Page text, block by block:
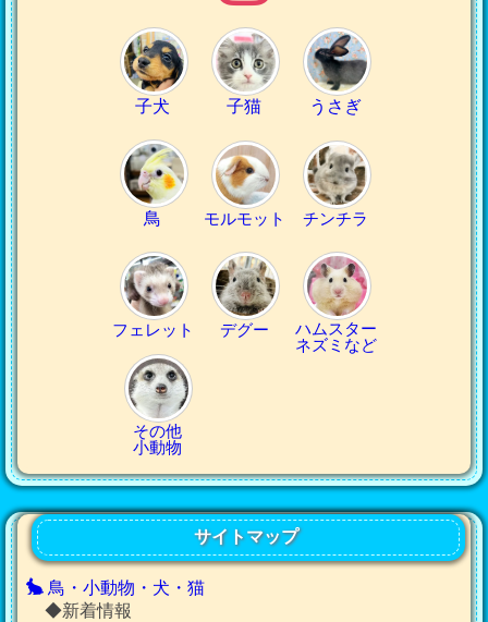
子犬 子猫 うさぎ
鳥 モルモット チンチラ
フェレット デグー
ハムスター
ネズミなど
その他
小動物
サイトマップ
鳥・小動物・犬・猫
◆新着情報